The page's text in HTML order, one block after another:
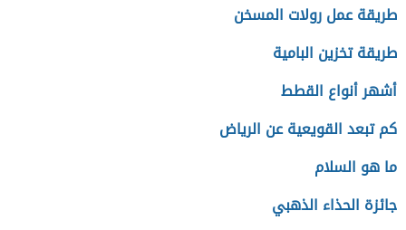
طريقة عمل رولات المسخن
طريقة تخزين البامية
أشهر أنواع القطط
كم تبعد القويعية عن الرياض
ما هو السلام
جائزة الحذاء الذهبي